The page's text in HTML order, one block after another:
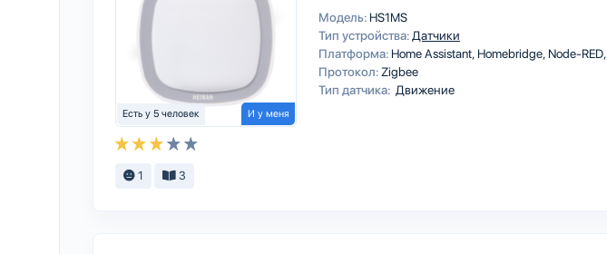
Есть у 5 человек И у меня
Модель: HS1MS
Тип устройства: Датчики
Платформа: Home Assistant Homebridge Node-RED
Протокол: Zigbee
Тип датчика: Движение
1 3